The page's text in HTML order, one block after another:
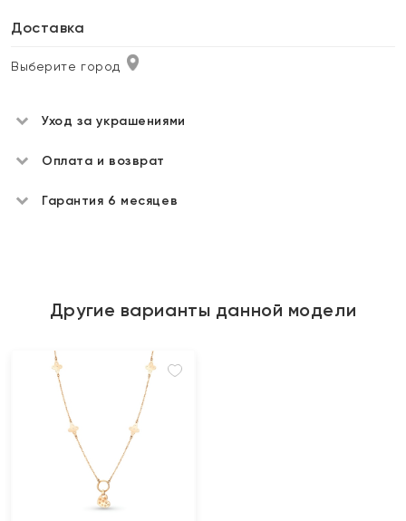
Доставка
Выберите город
Уход за украшениями
Оплата и возврат
Гарантия 6 месяцев
Другие варианты данной модели